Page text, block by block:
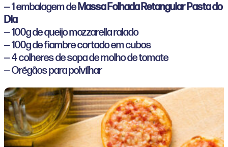
— 1 embalagem de Massa Folhada Retangular Pasta do
Dia
— 100g de queijo mozzarella ralado
— 100g de fiambre cortado em cubos
— 4 colheres de sopa de molho de tomate
— Orégãos para polvilhar